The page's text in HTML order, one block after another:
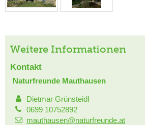
Weitere Informationen
Kontakt
Naturfreunde Mauthausen
Dietmar Grünsteidl
0699 10752892
mauthausen@naturfreunde.at